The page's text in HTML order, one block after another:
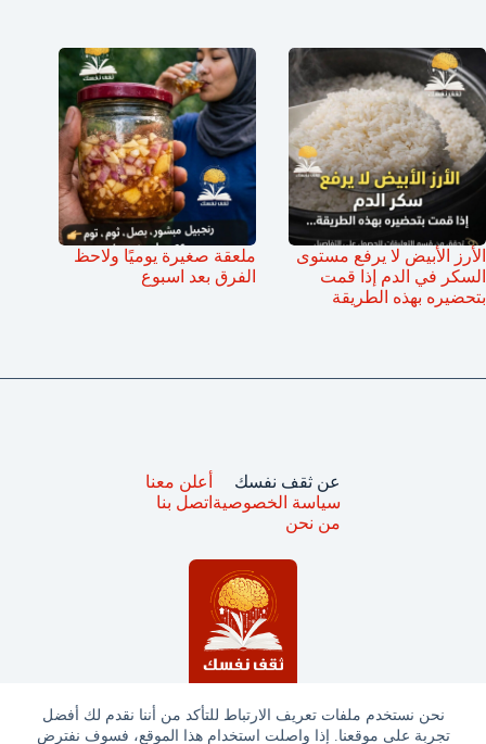
نحن نستخدم ملفات تعريف الارتباط للتأكد من أننا نقدم لك أفضل
تجربة على موقعنا. إذا واصلت استخدام هذا الموقع، فسوف نفترض
الأرز الأبيض لا يرفع مستوى
السكر في الدم إذا قمت
بتحضيره بهذه الطريقة
ملعقة صغيرة يوميًا ولاحظ
الفرق بعد اسبوع
عن ثقف نفسك
سياسة الخصوصية
من نحن
أعلن معنا
اتصل بنا